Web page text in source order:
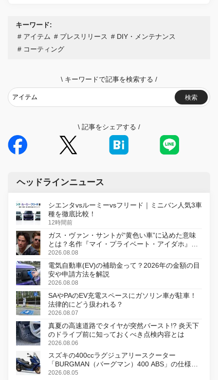
キーワード:
アイテム
プレスリリース
DIY・メンテナンス
コーティング
\ キーワードで記事を検索する /
検索
\ 記事をシェアする /
ヘッドラインニュース
シエンタvsルーミーvsフリード｜ミニバン人気3車
種を徹底比較！
12時間前
ガス・ヴァン・サントが“黄色い車”に込めた意味
とは？名作『マイ・プライベート・アイダホ』が
初のデジタルリマスター版で復活
2026.08.08
電気自動車(EV)の補助金って？2026年の金額の目
安や申請方法を解説
2026.08.08
SAやPAのEV充電スペースにガソリン車が駐車！
法律的にどう扱われる？
2026.08.07
真夏の高速道路でタイヤが突然バースト!? 炎天下
のドライブ前に知っておくべき点検内容とは
2026.08.06
スズキの400ccラグジュアリースクーター
「BURGMAN（バーグマン）400 ABS」の仕様を
変更し、8月18日に発売
2026.08.05